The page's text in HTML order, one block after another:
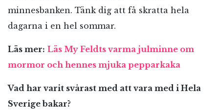
minnesbanken. Tänk dig att få skratta hela
dagarna i en hel sommar.
Läs mer: Läs My Feldts varma julminne om
mormor och hennes mjuka pepparkaka
Vad har varit svårast med att vara med i Hela
Sverige bakar?